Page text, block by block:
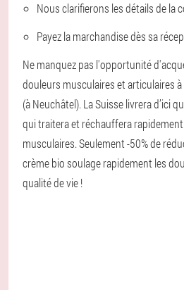
Nous clarifierons les détails de la
Payez la marchandise dès sa
Ne manquez pas l'opportunité
douleurs musculaires et articulaires
(à Neuchâtel). La Suisse livrera d’ici
qui traitera et réchauffera
musculaires. Seulement -50% de
crème bio soulage rapidement les
qualité de vie !